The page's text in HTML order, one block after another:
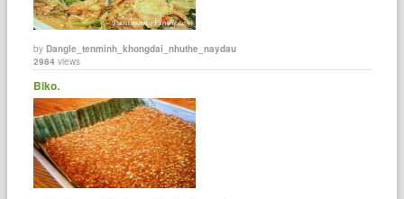
byDangle_tenminh_khongdai_nhuthe_naydau
2984 views
Biko.